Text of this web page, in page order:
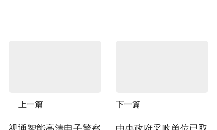
上一篇
视通智能高清电子警察
下一篇
中央政府采购单位已取